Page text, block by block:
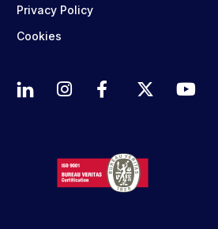
Privacy Policy
Cookies